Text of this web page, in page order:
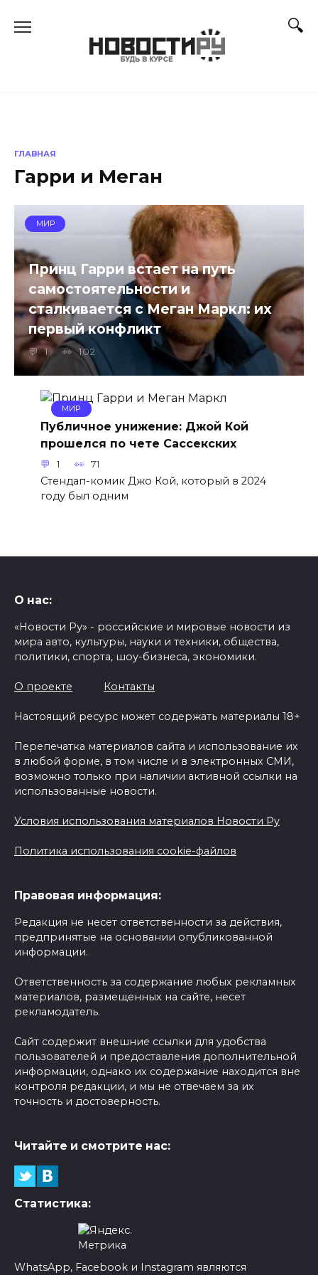
ГЛАВНАЯ
Гарри и Меган
МИР
Принц Гарри встает на путь
самостоятельности и
сталкивается с Меган Маркл: их
первый конфликт
1 102
МИР
Публичное унижение: Джой Кой
прошелся по чете Сассекских
1 71
Стендап-комик Джо Кой, который в 2024
году был одним
О нас:
«Новости Ру» - российские и мировые новости из
мира авто, культуры, науки и техники, общества,
политики, спорта, шоу-бизнеса, экономики.
О проекте Контакты
Настоящий ресурс может содержать материалы 18+
Перепечатка материалов сайта и использование их
в любой форме, в том числе и в электронных СМИ,
возможно только при наличии активной ссылки на
использованные новости.
Условия использования материалов Новости Ру
Политика использования cookie-файлов
Правовая информация:
Редакция не несет ответственности за действия,
предпринятые на основании опубликованной
информации.
Ответственность за содержание любых рекламных
материалов, размещенных на сайте, несет
рекламодатель.
Сайт содержит внешние ссылки для удобства
пользователей и предоставления дополнительной
информации, однако их содержание находится вне
контроля редакции, и мы не отвечаем за их
точность и достоверность.
Читайте и смотрите нас:
Статистика:
WhatsApp, Facebook и Instagram являются